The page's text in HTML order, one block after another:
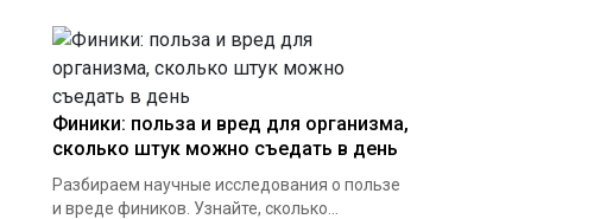
Финики: польза и вред для организма,
сколько штук можно съедать в день
Разбираем научные исследования о пользе
и вреде фиников. Узнайте, сколько...